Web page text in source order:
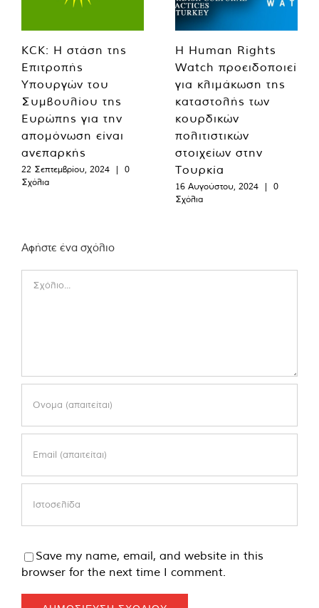
KCK: Η στάση της
Επιτροπής
Υπουργών του
Συμβουλίου της
Ευρώπης για την
απομόνωση είναι
ανεπαρκής
22 Σεπτεμβρίου, 2024 |
0
Σχόλια
Η Human Rights
Watch προειδοποιεί
για κλιμάκωση της
καταστολής των
κουρδικών
πολιτιστικών
στοιχείων στην
Τουρκία
16 Αυγούστου, 2024 |
0
Σχόλια
Αφήστε ένα σχόλιο
Save my name, email, and website in this
browser for the next time I comment.